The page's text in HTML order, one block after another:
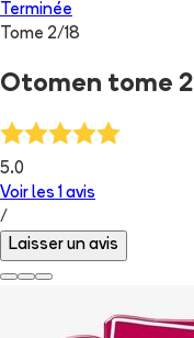
Terminée
Tome 2/18
Otomen tome 2
5.0
Voir les 1 avis
/
Laisser un avis